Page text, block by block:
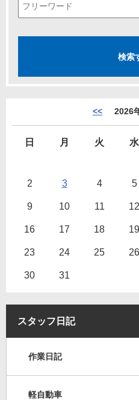
<< 2026
日 月 火 水
2 3 4 5
9 10 11 12
16 17 18 19
23 24 25 26
30 31
スタッフ日記
作業日記
軽自動車